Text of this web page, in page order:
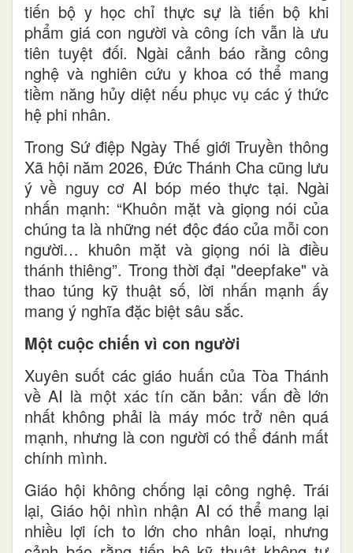
tiến bộ y học chỉ thực sự là tiến bộ khi
phẩm giá con người và công ích vẫn là ưu
tiên tuyệt đối. Ngài cảnh báo rằng công
nghệ và nghiên cứu y khoa có thể mang
tiềm năng hủy diệt nếu phục vụ các ý thức
hệ phi nhân.
Trong Sứ điệp Ngày Thế giới Truyền thông
Xã hội năm 2026, Đức Thánh Cha cũng lưu
ý về nguy cơ AI bóp méo thực tại. Ngài
nhấn mạnh: “Khuôn mặt và giọng nói của
chúng ta là những nét độc đáo của mỗi con
người… khuôn mặt và giọng nói là điều
thánh thiêng”. Trong thời đại "deepfake" và
thao túng kỹ thuật số, lời nhấn mạnh ấy
mang ý nghĩa đặc biệt sâu sắc.
Một cuộc chiến vì con người
Xuyên suốt các giáo huấn của Tòa Thánh
về AI là một xác tín căn bản: vấn đề lớn
nhất không phải là máy móc trở nên quá
mạnh, nhưng là con người có thể đánh mất
chính mình.
Giáo hội không chống lại công nghệ. Trái
lại, Giáo hội nhìn nhận AI có thể mang lại
nhiều lợi ích to lớn cho nhân loại, nhưng